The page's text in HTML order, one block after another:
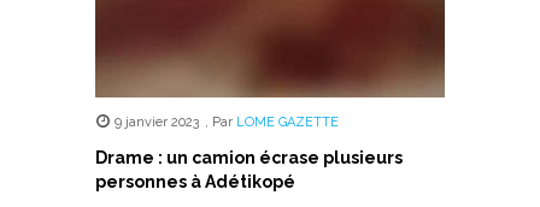
9 janvier 2023 , Par LOME GAZETTE
Drame : un camion écrase plusieurs
personnes à Adétikopé